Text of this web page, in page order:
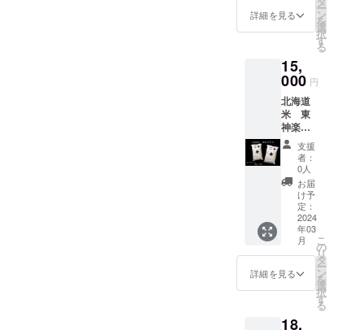
★「北
斗米」
神楽の
お米屋
さん
「やぎ
ぬま」
が、地
元東神
楽の農
家さん
と二人
三脚で
作っ
た、安
全・安
心でお
お米で
す。 ★
とは、
にたど
り着い
粘りと
甘み。
そし
て、炊
きあが
りの美
しさ。
その優
れた品
質か
ら、
「日本
一おい
しい米
を」と
海道民
の
お供
食卓
に！ ・
ひがし
かぐら
ジャム
東神楽
産、北
海道産
の果実
と甜菜
糖だけ
でつ
くっ
た、や
さしい
香る
ジャ
たちを
きたア
お試し
いただ
きたい
と思い
ます。
《ペポ
ナッツ
の正
体》 今
回のア
イスの
中にあ
る「ペ
ポナッ
ツ」、
皆様は
ご存知
は「殻
いま
す。 本
来、和
あっさ
りした
脂が支
持され
ていま
すが、
反面、
味は淡
白だと
も言わ
れてい
ます。
「とか
ちポロ
シリ和
牛」は
和牛の
に、ま
ブドウ
糖、卵
粉末/リ
(Na)、
酸化防
止剤(エ
リソル
ビン酸
Na)、調
味料(ア
ミノ酸
等)、発
色剤(硝
酸K、亜
硝酸
Na)、増
粘多糖
類 ◆
チュー
リン
ガー
ソー
〔120g
までお
願いし
ます。
育て世
代のご
もご好
評で
す！
★「北
斗米」
とは 北
海道東
神楽の
お米屋
さん
「やぎ
ぬま」
が、地
元東神
楽の農
家さん
と二人
三脚で
作っ
全・安
み」の
バラン
めても
おいし
さが長
持ちし
ます。
比較的
あっさ
りとし
た味わ
いです
ので、
おかず
の味を
引き立
てま
当、お
寿司な
人気が
※同一種
類選択
に希望
する
ジャム
２つを
記入く
ださ
い。 例
（各1個
の場
合）ハ
スカッ
プ、ブ
ルーベ
リー 例
（同じ
複数選
ぶ場
説明に
邦の忠
別岳に
発して
いる忠
別川
は、流
れが速
く水質
の優良
なこと
で知ら
れてい
ます。
そのた
め、忠
豊富な
水を有
は北海
ずつ、
でお届
けしま
す。 ※
発送時
期に関
しまし
ては混
み具合
により
若干の
変動が
ありま
す。 ※
商品、
発送に
関する
お問い
（TEL
米をお
届けし
ます！
がしか
ぐら無
洗米
「ゆめ
ぴり
か」
「なな
つぼ
し」の
使い切
りに便
利な５
㎏×各１
袋を
セット
でお届
けしま
しまし
詳細を見る ー
ン
を
選
択
す
る
15,
000 円
北海道
米 東
神楽町
産のお
米 ゆ
めぴり
か１０
㎏（５
㎏×２
袋） 令
和5年産
のお米
をお届
けしま
す！ 株
式会社
四段精
支援
者：
0人
お届
け予
定：
2024
年03
月
詳細を見る
こ
の
リ
タ
ー
ン
を
選
択
す
る
18,